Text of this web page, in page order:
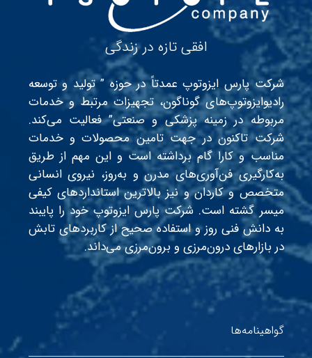
افقی تازه در زندگی
شرکت پارس ایزوتوپ عمدتاً در حوزه ” تولید و توسعه
رادیوایزوتوپ‌های گوناگون، تجهیزات مرتبط و خدمات
مربوطه در زمینه پزشکی و صنعتی” فعالیت می‌کند.
شرکت تاکنون در جهت تامین محصولات و خدمات
مناسب و کارا گام برداشته است و این مهم از طریق
به‌کارگیری فن‌آوری‌های مدرن و به‌روز، نیروی انسانی
متخصص و کاردان و نیز بالاترین استانداردهای کیفی
میسر گشته است. شرکت پارس ایزوتوپ خود را پایبند
به دانش فنی روز و استفاده صحیح از کاربردهای تابش
در بازارهای درون‌مرزی و برون‌مرزی می‌داند.
گواهینامه‌ها